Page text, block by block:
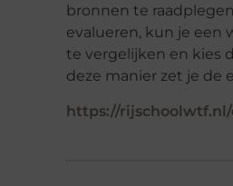
bronnen te
evalueren, kun je een
te vergelijken en kies
deze manier zet je de
https://